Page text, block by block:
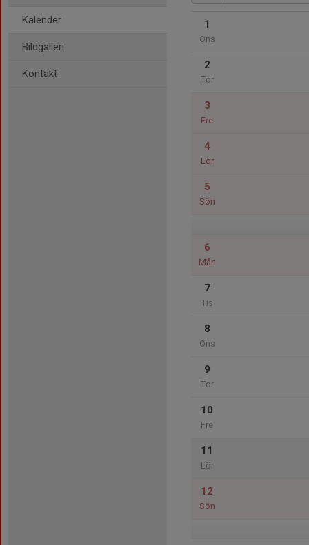
Kalender
Bildgalleri
Kontakt
1
Ons
2
Tor
3
Fre
4
Lör
5
Sön
6
Mån
7
Tis
8
Ons
9
Tor
10
Fre
11
Lör
12
Sön